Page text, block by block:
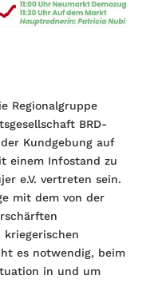
Regionalgruppe
BRD-
der Kundgebung auf
einem Infostand zu
e.V. vertreten sein.
mit dem von der
es notwendig, beim
in und um